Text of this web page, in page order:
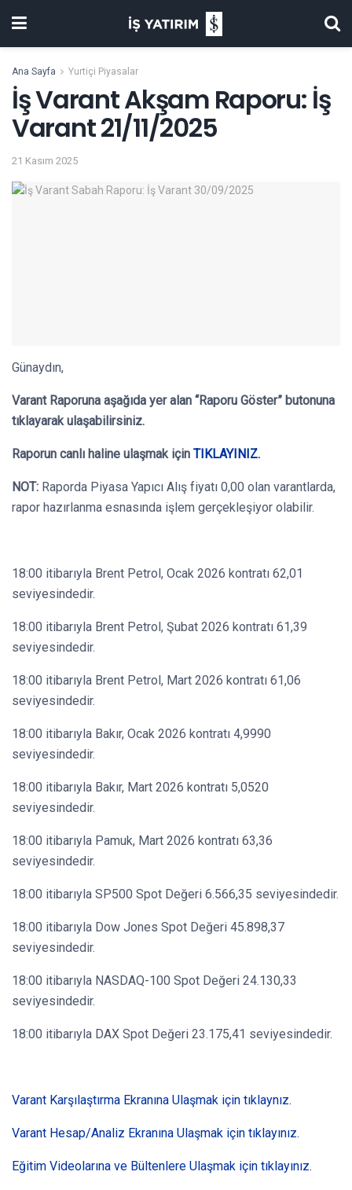
Ana Sayfa Yurtiçi Piyasalar
İş Varant Akşam Raporu: İş
Varant 21/11/2025
21 Kasım 2025
Günaydın,
Varant Raporuna aşağıda yer alan “Raporu Göster” butonuna
tıklayarak ulaşabilirsiniz.
Raporun canlı haline ulaşmak için TIKLAYINIZ.
NOT: Raporda Piyasa Yapıcı Alış fiyatı 0,00 olan varantlarda,
rapor hazırlanma esnasında işlem gerçekleşiyor olabilir.
18:00 itibarıyla Brent Petrol, Ocak 2026 kontratı 62,01
seviyesindedir.
18:00 itibarıyla Brent Petrol, Şubat 2026 kontratı 61,39
seviyesindedir.
18:00 itibarıyla Brent Petrol, Mart 2026 kontratı 61,06
seviyesindedir.
18:00 itibarıyla Bakır, Ocak 2026 kontratı 4,9990
seviyesindedir.
18:00 itibarıyla Bakır, Mart 2026 kontratı 5,0520
seviyesindedir.
18:00 itibarıyla Pamuk, Mart 2026 kontratı 63,36
seviyesindedir.
18:00 itibarıyla SP500 Spot Değeri 6.566,35 seviyesindedir.
18:00 itibarıyla Dow Jones Spot Değeri 45.898,37
seviyesindedir.
18:00 itibarıyla NASDAQ-100 Spot Değeri 24.130,33
seviyesindedir.
18:00 itibarıyla DAX Spot Değeri 23.175,41 seviyesindedir.
Varant Karşılaştırma Ekranına Ulaşmak için tıklaynız.
Varant Hesap/Analiz Ekranına Ulaşmak için tıklayınız.
Eğitim Videolarına ve Bültenlere Ulaşmak için tıklayınız.